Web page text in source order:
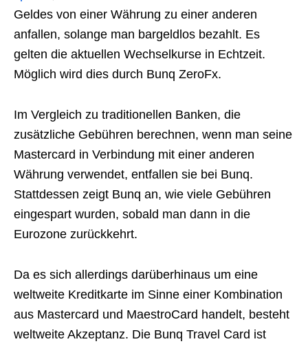
Geldes von einer Währung zu einer anderen
anfallen, solange man bargeldlos bezahlt. Es
gelten die aktuellen Wechselkurse in Echtzeit.
Möglich wird dies durch Bunq ZeroFx.
Im Vergleich zu traditionellen Banken, die
zusätzliche Gebühren berechnen, wenn man seine
Mastercard in Verbindung mit einer anderen
Währung verwendet, entfallen sie bei Bunq.
Stattdessen zeigt Bunq an, wie viele Gebühren
eingespart wurden, sobald man dann in die
Eurozone zurückkehrt.
Da es sich allerdings darüberhinaus um eine
weltweite Kreditkarte im Sinne einer Kombination
aus Mastercard und MaestroCard handelt, besteht
weltweite Akzeptanz. Die Bunq Travel Card ist